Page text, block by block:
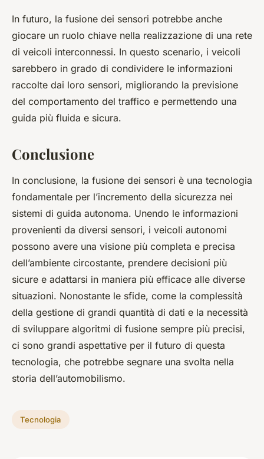
In futuro, la fusione dei sensori potrebbe anche
giocare un ruolo chiave nella realizzazione di una rete
di veicoli interconnessi. In questo scenario, i veicoli
sarebbero in grado di condividere le informazioni
raccolte dai loro sensori, migliorando la previsione
del comportamento del traffico e permettendo una
guida più fluida e sicura.
Conclusione
In conclusione, la fusione dei sensori è una tecnologia
fondamentale per l’incremento della sicurezza nei
sistemi di guida autonoma. Unendo le informazioni
provenienti da diversi sensori, i veicoli autonomi
possono avere una visione più completa e precisa
dell’ambiente circostante, prendere decisioni più
sicure e adattarsi in maniera più efficace alle diverse
situazioni. Nonostante le sfide, come la complessità
della gestione di grandi quantità di dati e la necessità
di sviluppare algoritmi di fusione sempre più precisi,
ci sono grandi aspettative per il futuro di questa
tecnologia, che potrebbe segnare una svolta nella
storia dell’automobilismo.
Tecnologia